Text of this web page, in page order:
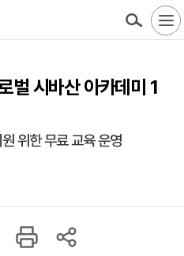
벌 시바산 아카데미 1
위한 무료 교육 운영